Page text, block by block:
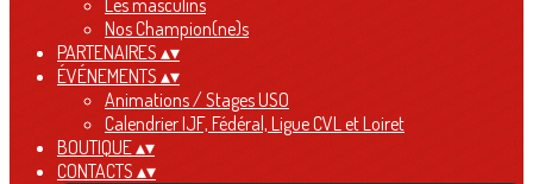
Les masculins
Nos Champion(ne)s
PARTENAIRES ▴▾
ÉVÉNEMENTS ▴▾
Animations / Stages USO
Calendrier IJF, Fédéral, Ligue CVL et Loiret
BOUTIQUE▴▾
CONTACTS ▴▾